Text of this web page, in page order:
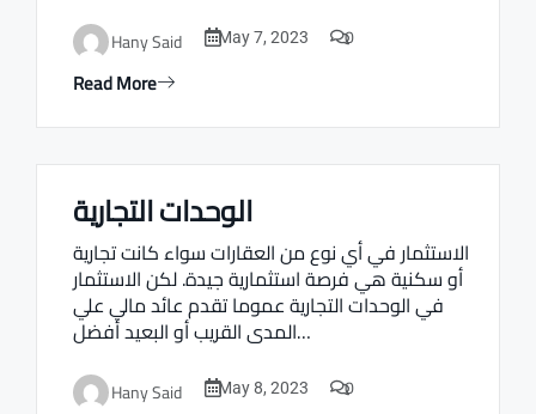
Hany Said May 7, 2023 0
Read More
Real estate Estate ville
الوحدات التجارية
الاستثمار في أي نوع من العقارات سواء كانت تجارية
أو سكنية هي فرصة استثمارية جيدة. لكن الاستثمار
في الوحدات التجارية عموما تقدم عائد مالي علي
المدى القريب أو البعيد أفضل…
Hany Said May 8, 2023 0